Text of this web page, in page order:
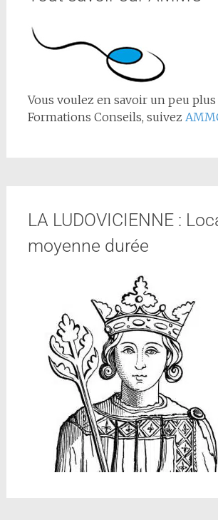
Vous voulez en savoir un peu
Formations Conseils, suivez
LA LUDOVICIENNE :
moyenne durée